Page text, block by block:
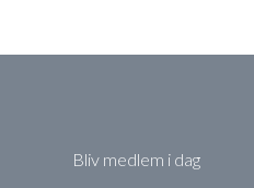
Bliv medlem i dag